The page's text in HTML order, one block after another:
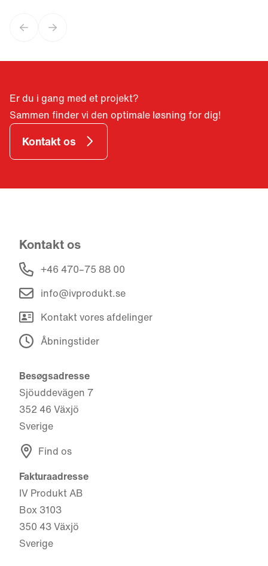
kølemiddel R290. Her kan du læse mere om dette og få
Previous slide
Next slide
Er du i gang med et projekt?
Sammen finder vi den optimale løsning for dig!
Kontakt os
Kontakt os
+46 470–75 88 00
info@ivprodukt.se
Kontakt vores afdelinger
Åbningstider
Besøgsadresse
Sjöuddevägen 7
352 46 Växjö
Sverige
Find os
Fakturaadresse
IV Produkt AB
Box 3103
350 43 Växjö
Sverige